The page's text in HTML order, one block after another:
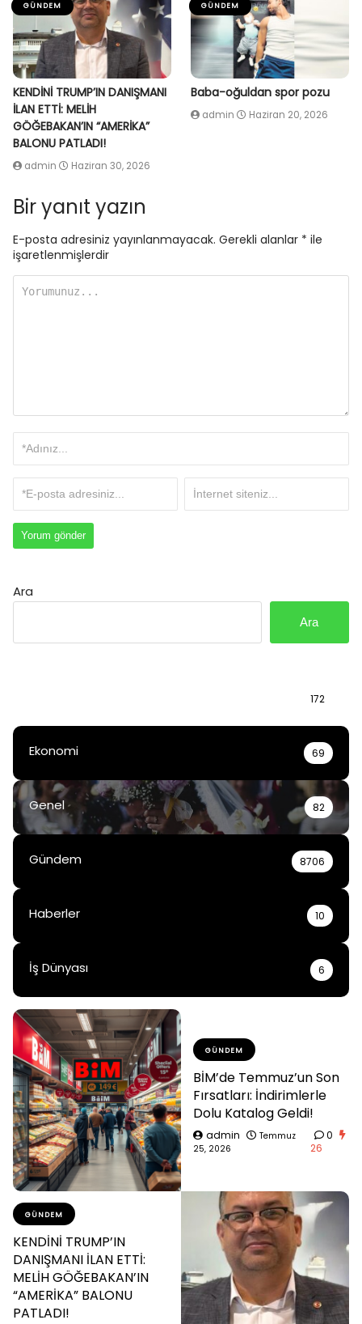
GÜNDEM
KENDİNİ TRUMP’IN DANIŞMANI
İLAN ETTİ: MELİH
GÖĞEBAKAN’IN “AMERİKA”
BALONU PATLADI!
admin Haziran 30, 2026
GÜNDEM
Baba-oğuldan spor pozu
admin Haziran 20, 2026
Bir yanıt yazın
E-posta adresiniz yayınlanmayacak. Gerekli alanlar * ile
işaretlenmişlerdir
Ara
Ara
172
Ekonomi 69
Genel 82
Gündem 8706
Haberler 10
İş Dünyası 6
GÜNDEM
BİM’de Temmuz’un Son
Fırsatları: İndirimlerle
Dolu Katalog Geldi!
admin
Temmuz
25, 2026
0
26
GÜNDEM
KENDİNİ TRUMP’IN
DANIŞMANI İLAN ETTİ:
MELİH GÖĞEBAKAN’IN
“AMERİKA” BALONU
PATLADI!